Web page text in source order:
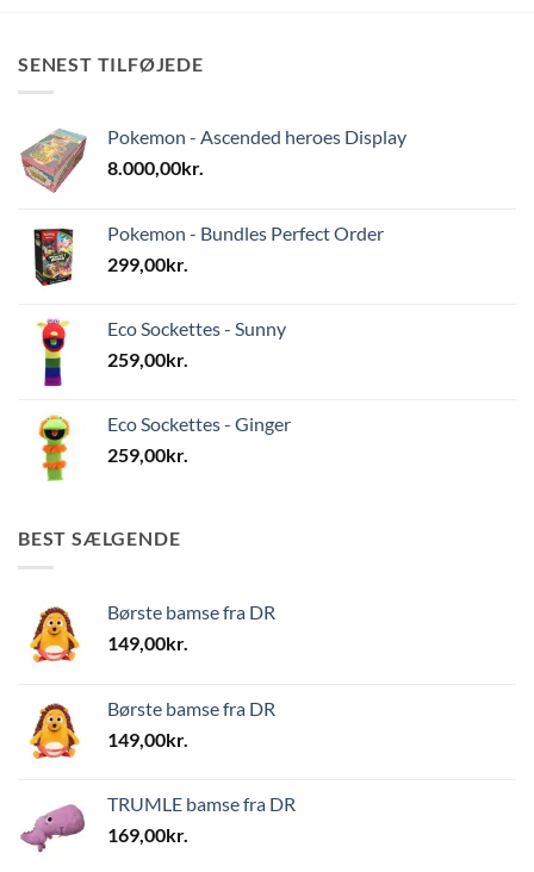
Mulighederne
på
varesiden
på
SENEST TILFØJEDE
Pokemon - Ascended heroes Display
8.000,00kr.
Pokemon - Bundles Perfect Order
299,00kr.
Eco Sockettes - Sunny
259,00kr.
Eco Sockettes - Ginger
259,00kr.
BEST SÆLGENDE
Børste bamse fra DR
149,00kr.
Børste bamse fra DR
149,00kr.
TRUMLE bamse fra DR
169,00kr.